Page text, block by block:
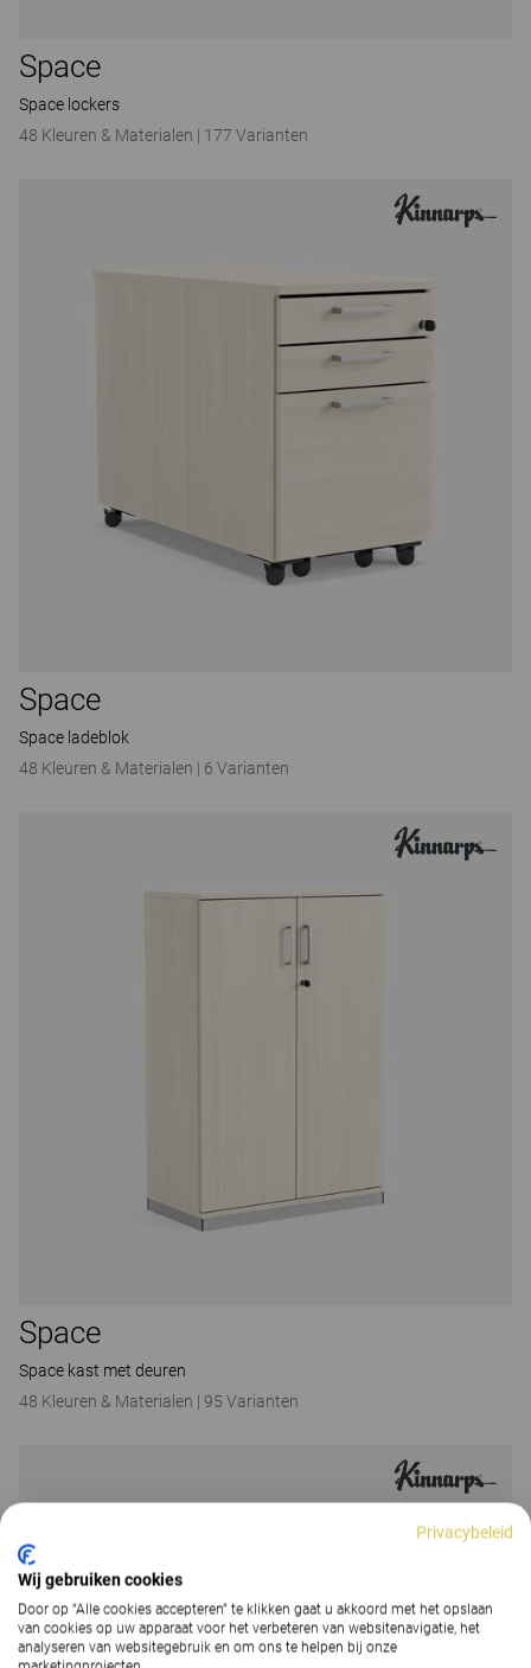
Space
Space lockers
48 Kleuren & Materialen | 177 Varianten
Space
Space ladeblok
48 Kleuren & Materialen | 6 Varianten
Space
Space kast met deuren
48 Kleuren & Materialen | 95 Varianten
Privacybeleid
Wij gebruiken cookies
Door op “Alle cookies accepteren” te klikken gaat u akkoord met het opslaan
van cookies op uw apparaat voor het verbeteren van websitenavigatie, het
analyseren van websitegebruik en om ons te helpen bij onze